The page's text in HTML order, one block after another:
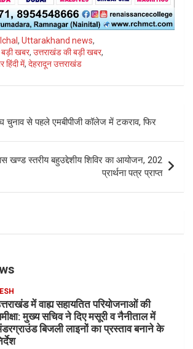
, Uttarakhand news,
खबर, उत्तराखंड की बड़ी खबर,
हिंदी में, देहरादून उत्तराखंड
चुनाव से पहले एमबीपीजी कॉलेज में टकराव, फिर
खण्ड स्तरीय बहुउद्देशीय शिविर का आयोजन, 202
प्रार्थना पत्र प्राप्त
में वाह्य सहायतित परियोजनाओं की
मुख्य सचिव ने दिए मसूरी व नैनीताल में
बिजली लाइनों का प्रस्ताव बनाने के